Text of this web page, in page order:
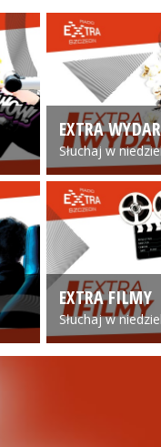
EXTRA
Słuchaj w
EXTRA FILMY
Słuchaj w